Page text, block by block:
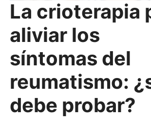
La crioterapia
aliviar los
síntomas del
reumatismo:
debe probar?